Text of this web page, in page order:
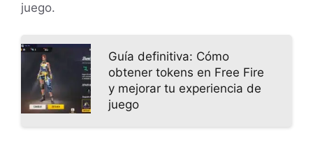
juego.
Guía definitiva: Cómo
obtener tokens en Free Fire
y mejorar tu experiencia de
juego